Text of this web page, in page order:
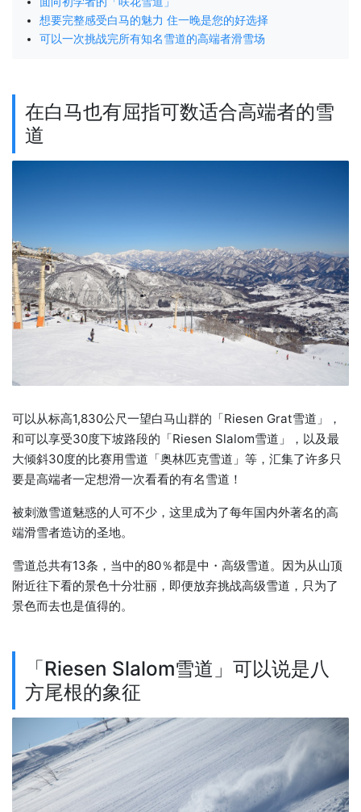
想要完整感受白马的魅力 住一晚是您的好选择
可以一次挑战完所有知名雪道的高端者滑雪场
在白马也有屈指可数适合高端者的雪
道
可以从标高1,830公尺一望白马山群的「Riesen Grat雪道」，
和可以享受30度下坡路段的「Riesen Slalom雪道」，以及最
大倾斜30度的比赛用雪道「奥林匹克雪道」等，汇集了许多只
要是高端者一定想滑一次看看的有名雪道！
被刺激雪道魅惑的人可不少，这里成为了每年国内外著名的高
端滑雪者造访的圣地。
雪道总共有13条，当中的80％都是中・高级雪道。因为从山顶
附近往下看的景色十分壮丽，即便放弃挑战高级雪道，只为了
景色而去也是值得的。
「Riesen Slalom雪道」可以说是八
方尾根的象征